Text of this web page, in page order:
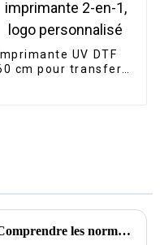
Imprimante UV DTF
cm pour transfert
Comprendre les normes industrielles pour la meilleure imprimante à sublimation Epsom sur le marché mondial